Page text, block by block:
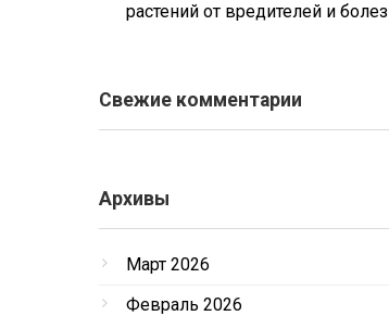
растений от вредителей и
Свежие комментарии
Архивы
Март 2026
Февраль 2026